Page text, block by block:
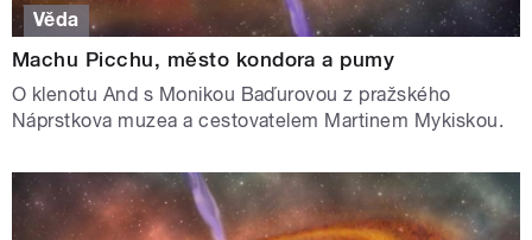
Věda
Machu Picchu, město kondora a pumy
O klenotu And s Monikou Baďurovou z pražského
Náprstkova muzea a cestovatelem Martinem Mykiskou.